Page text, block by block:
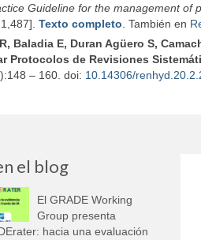
Guideline for the management of
Texto completo. También en
Baladia E, Duran Agüero S,
Protocolos de Revisiones
– 160. doi: 10.14306/
el blog
El GRADE Working
Group presenta
hacia una evaluación